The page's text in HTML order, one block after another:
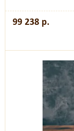
99 238 р.